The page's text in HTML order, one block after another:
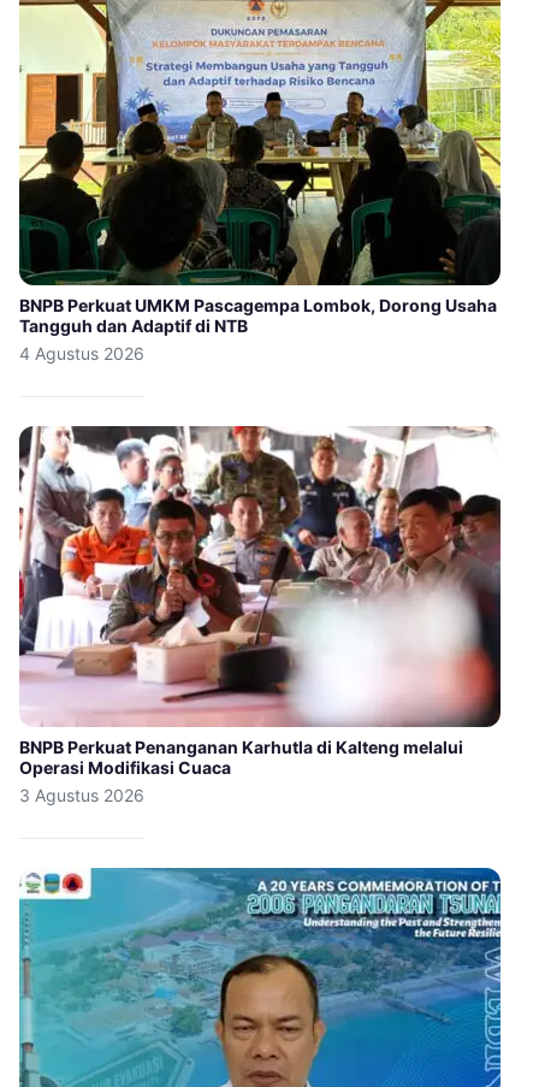
BNPB Perkuat UMKM Pascagempa Lombok, Dorong Usaha
Tangguh dan Adaptif di NTB
4 Agustus 2026
BNPB Perkuat Penanganan Karhutla di Kalteng melalui
Operasi Modifikasi Cuaca
3 Agustus 2026